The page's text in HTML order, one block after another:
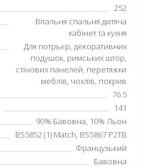
252
Вітальня спальня дитяча
кабінет та кухня
Для потрьєр, декоративних
подушок, римських штор,
стінових панелей, перетяжки
меблів, чохлів, покрив
76.5
141
90% Бавовна, 10% Льон
BS5852 (1) Match, BS5867 P2TB
Французький
Бавовна